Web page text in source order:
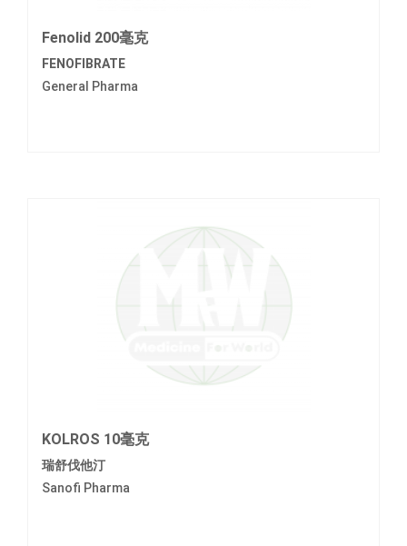
Fenolid 200毫克
FENOFIBRATE
General Pharma
KOLROS 10毫克
瑞舒伐他汀
Sanofi Pharma